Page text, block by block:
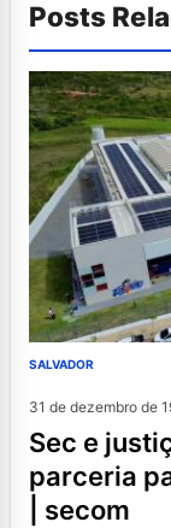
Posts
SALVADOR
31 de dezembro de
sec e justiça eleitoral alinham
parceria
| secom